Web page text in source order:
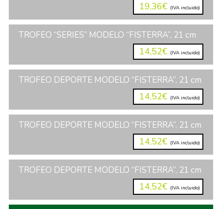
19,36€ (IVA incluido)
TROFEO “SERIES” MODELO “FISTERRA”, 21 cm
14,52€ (IVA incluido)
TROFEO DEPORTE MODELO “FISTERRA”, 21 cm
14,52€ (IVA incluido)
TROFEO DEPORTE MODELO “FISTERRA”, 21 cm
14,52€ (IVA incluido)
TROFEO DEPORTE MODELO “FISTERRA”, 21 cm
14,52€ (IVA incluido)